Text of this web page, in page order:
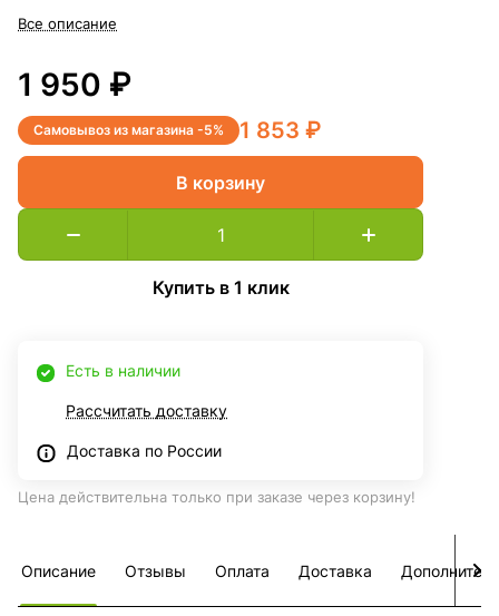
Все описание
1 950 ₽
Самовывоз из магазина -5% 1 853 ₽
В корзину
Купить в 1 клик
Есть в наличии
Рассчитать доставку
Доставка по России
Цена действительна только при заказе через корзину!
Описание Отзывы Оплата Доставка